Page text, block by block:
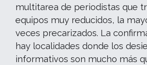
multitarea de periodistas que
equipos muy reducidos, la
veces precarizados. La
hay localidades donde los
informativos son mucho más